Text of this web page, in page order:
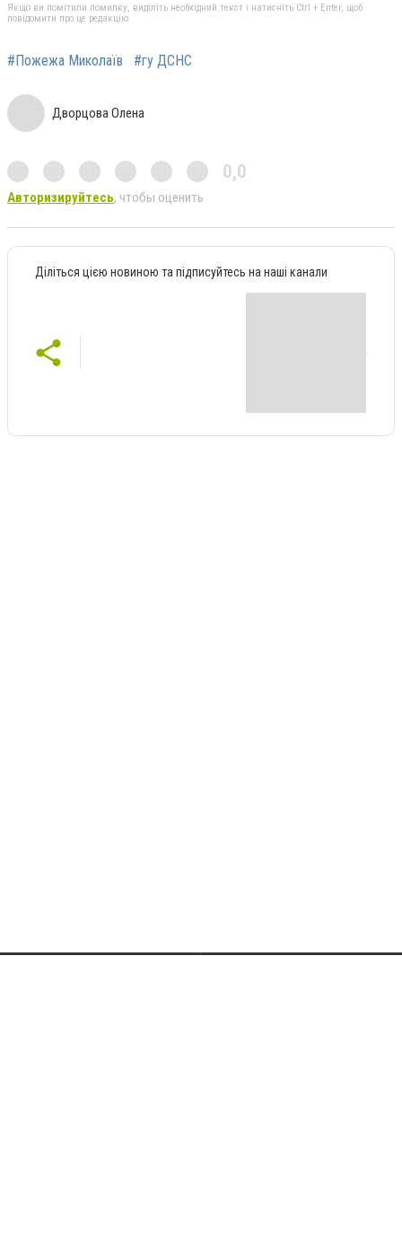
Якщо ви помітили помилку, виділіть необхідний текст і натисніть Ctrl + Enter, щоб
повідомити про це редакцію
#Пожежа Миколаїв #гу ДСНС
Дворцова Олена
0,0
Авторизируйтесь, чтобы оценить
Діліться цією новиною та підписуйтесь на наші канали